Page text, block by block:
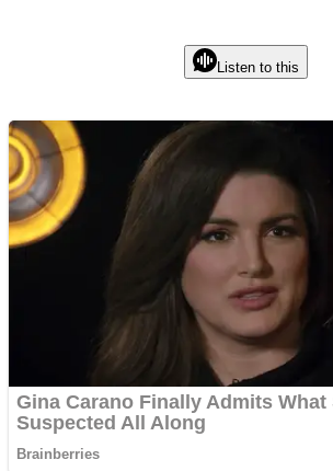
Listen to this